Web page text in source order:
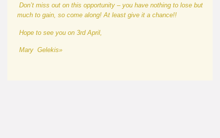
Don’t miss out on this opportunity – you have nothing to lose but
much to gain, so come along! At least give it a chance!!
Hope to see you on 3rd April,
Mary Gelekis»